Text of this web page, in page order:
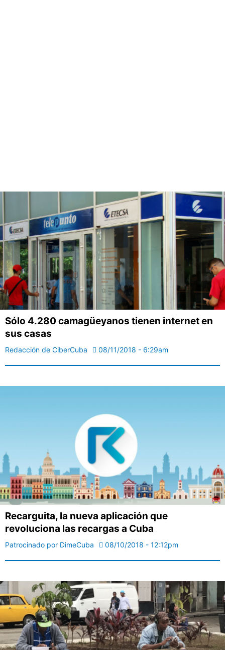
Sólo 4.280 camagüeyanos tienen internet en
sus casas
Redacción de CiberCuba 08/11/2018 - 6:29am
Recarguita, la nueva aplicación que
revoluciona las recargas a Cuba
Patrocinado por DimeCuba 08/10/2018 - 12:12pm